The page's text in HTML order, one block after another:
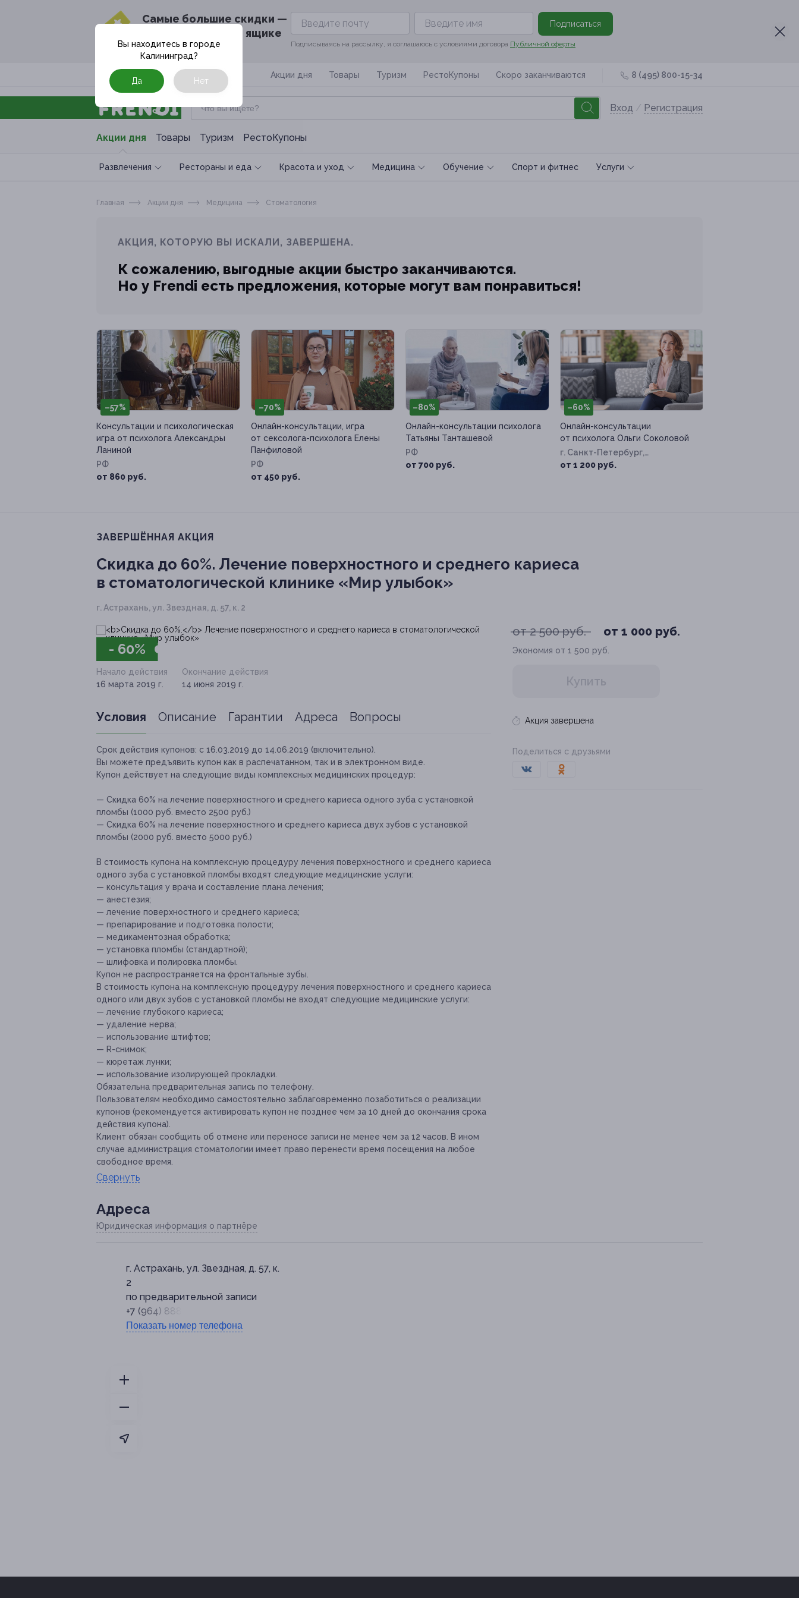
Cамые большие скидки —
в твоём почтовом ящике
Подписаться
Подписываясь на рассылку, я соглашаюсь с условиями договора Публичной оферты
Москва Акции дня Товары Туризм РестоКупоны Скоро заканчиваются 8 (495) 800-15-34
Вход / Регистрация
Акции дня Товары Туризм РестоКупоны
Развлечения Рестораны и еда Красота и уход Медицина Обучение Спoрт и фитнес Услуги
Вы находитесь в городе
Калининград?
Да Нет
Главная Акции дня Медицина Стоматология
АКЦИЯ, КОТОРУЮ ВЫ ИСКАЛИ, ЗАВЕРШЕНА.
К сожалению, выгодные акции быстро заканчиваются.
Но у Frendi есть предложения, которые могут вам понравиться!
–57%
Консультации и психологическая
игра от психолога Александры
Ланиной
РФ
от 860 руб.
–70%
Онлайн-консультации, игра
от сексолога-психолога Елены
Панфиловой
РФ
от 450 руб.
–80%
Онлайн-консультации психолога
Татьяны Танташевой
РФ
от 700 руб.
–60%
Онлайн-консультации
от психолога Ольги Соколовой
г. Санкт-Петербург,
Захарьевская ул, д. 25
от 1 200 руб.
ЗАВЕРШЁННАЯ АКЦИЯ
Скидка до 60%. Лечение поверхностного и среднего кариеса
в стоматологической клинике «Мир улыбок»
г. Астрахань, ул. Звездная, д. 57, к. 2
- 60%
от 2 500 руб. от 1 000 руб.
Экономия от 1 500 руб.
Купить
Акция завершена
Поделиться с друзьями
Начало действия
16 марта 2019 г.
Окончание действия
14 июня 2019 г.
Условия Описание Гарантии Адреса Вопросы
Срок действия купонов: с 16.03.2019 до 14.06.2019 (включительно).
Вы можете предъявить купон как в распечатанном, так и в электронном виде.
Купон действует на следующие виды комплексных медицинских процедур:
— Скидка 60% на лечение поверхностного и среднего кариеса одного зуба с установкой
пломбы (1000 руб. вместо 2500 руб.)
— Скидка 60% на лечение поверхностного и среднего кариеса двух зубов с установкой
пломбы (2000 руб. вместо 5000 руб.)
В стоимость купона на комплексную процедуру лечения поверхностного и среднего кариеса
одного зуба с установкой пломбы входят следующие медицинские услуги:
— консультация у врача и составление плана лечения;
— анестезия;
— лечение поверхностного и среднего кариеса;
— препарирование и подготовка полости;
— медикаментозная обработка;
— установка пломбы (стандартной);
— шлифовка и полировка пломбы.
Купон не распространяется на фронтальные зубы.
В стоимость купона на комплексную процедуру лечения поверхностного и среднего кариеса
одного или двух зубов с установкой пломбы не входят следующие медицинские услуги:
— лечение глубокого кариеса;
— удаление нерва;
— использование штифтов;
— R-снимок;
— кюретаж лунки;
— использование изолирующей прокладки.
Обязательна предварительная запись по телефону.
Пользователям необходимо самостоятельно заблаговременно позаботиться о реализации
купонов (рекомендуется активировать купон не позднее чем за 10 дней до окончания срока
действия купона).
Клиент обязан сообщить об отмене или переносе записи не менее чем за 12 часов. В ином
случае администрация стоматологии имеет право перенести время посещения на любое
свободное время.
Свернуть
Адресa
Юридическая информация о партнёре
г. Астрахань, ул. Звездная, д. 57, к.
2
по предварительной записи
+7 (964) 888-81-39
Показать номер телефона